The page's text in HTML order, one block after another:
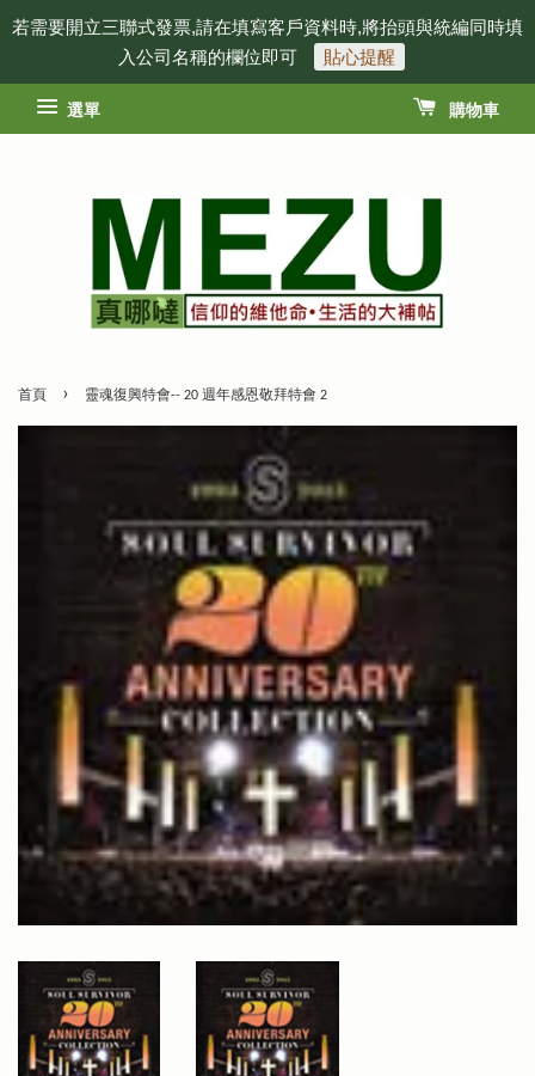
若需要開立三聯式發票,請在填寫客戶資料時,將抬頭與統編同時填
入公司名稱的欄位即可
貼心提醒
選單 購物車
首頁 › 靈魂復興特會-- 20 週年感恩敬拜特會 2